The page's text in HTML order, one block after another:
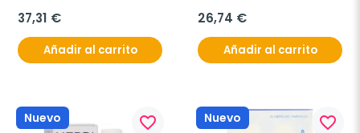
37,31 €
Añadir al carrito
26,74 €
Añadir al carrito
Nuevo favorite_border Nuevo favorite_border